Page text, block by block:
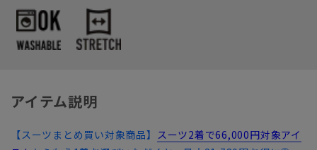
アイテム説明
【スーツまとめ買い対象商品】 スーツ2着で66,000円対象アイ